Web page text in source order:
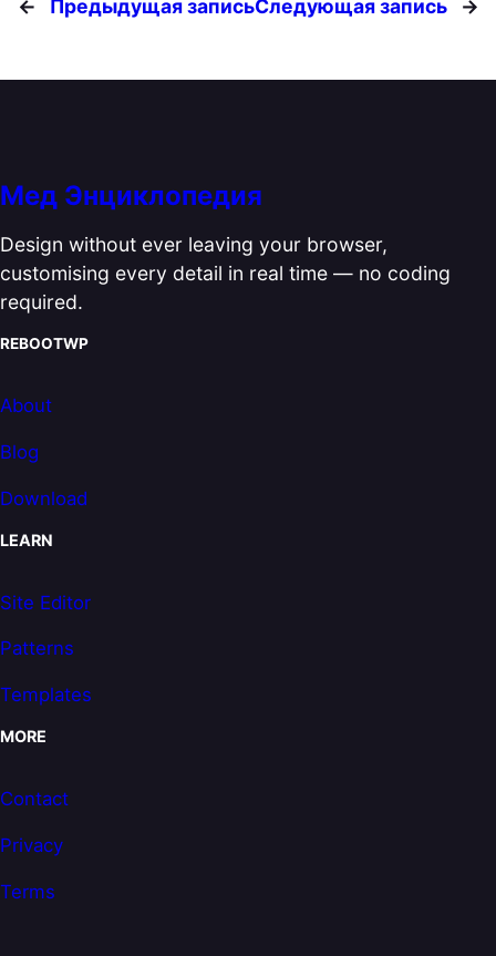
← Предыдущая записьСледующая запись →
Мед Энциклопедия
Design without ever leaving your browser,
customising every detail in real time — no coding
required.
REBOOTWP
About
Blog
Download
LEARN
Site Editor
Patterns
Templates
MORE
Contact
Privacy
Terms